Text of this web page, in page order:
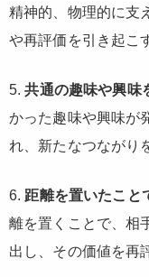
精神的、物理的に支
や再評価を引き起こ
5.共通の趣味や興味
かった趣味や興味が
れ、新たなつながり
6. 距離を置いたこと
離を置くことで、相
出し、その価値を再